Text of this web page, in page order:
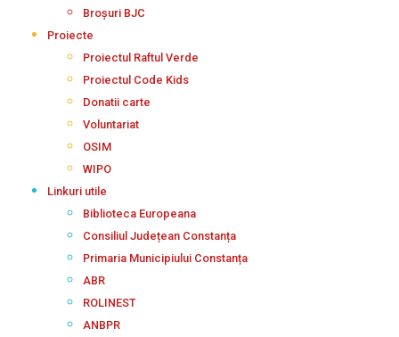
Broșuri BJC
Proiecte
Proiectul Raftul Verde
Proiectul Code Kids
Donatii carte
Voluntariat
OSIM
WIPO
Linkuri utile
Biblioteca Europeana
Consiliul Județean Constanța
Primaria Municipiului Constanța
ABR
ROLINEST
ANBPR